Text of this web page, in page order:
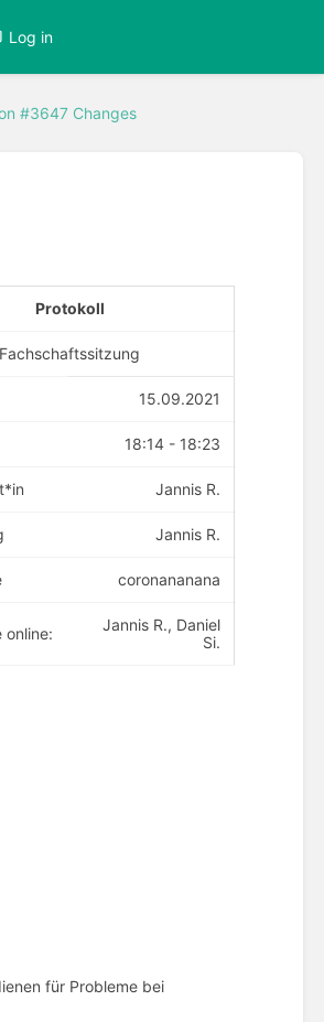
Log in
#3647 Changes
Protokoll
Fachschaftssitzung
15.09.2021
18:14 - 18:23
Jannis R.
Jannis R.
coronananana
online:
Jannis R., Daniel
Si.
für Probleme bei